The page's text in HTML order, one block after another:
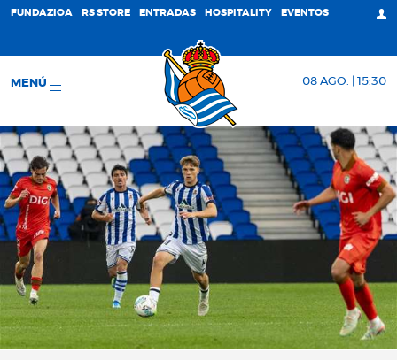
FUNDAZIOA RS STORE ENTRADAS HOSPITALITY EVENTOS
MENÚ 08 AGO. | 15:30